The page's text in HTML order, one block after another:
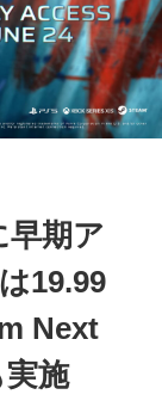
早期ア
19.99
Next
実施